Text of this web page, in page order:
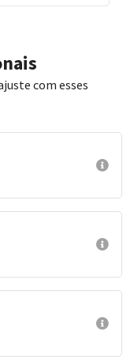
com esses